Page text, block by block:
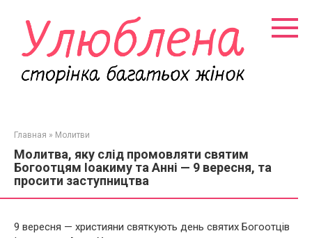
контенту
Главная » Молитви
Молитва, яку слід промовляти святим
Богоотцям Іоакиму та Анні — 9 вересня, та
просити заступництва
9 вересня — християни святкують день святих Богоотців